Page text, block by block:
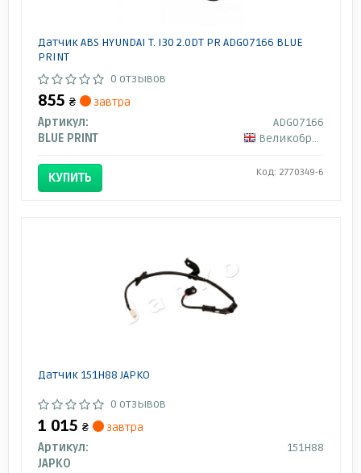
Датчик ABS HYUNDAI T. I30 2.0DT PR ADG07166 BLUE
PRINT
0 отзывов
855 ₴
завтра
Артикул:
ADG07166
BLUE PRINT
Великобритания
КУПИТЬ Код: 2770349-6
Датчик 151H88 JAPKO
0 отзывов
1 015 ₴
завтра
Артикул:
151H88
JAPKO